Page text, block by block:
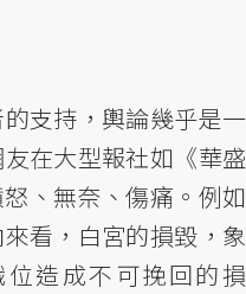
支持，輿論幾乎是一
在大型報社如《華盛
、無奈、傷痛。例如
看，白宮的損毀，象
造成不可挽回的損